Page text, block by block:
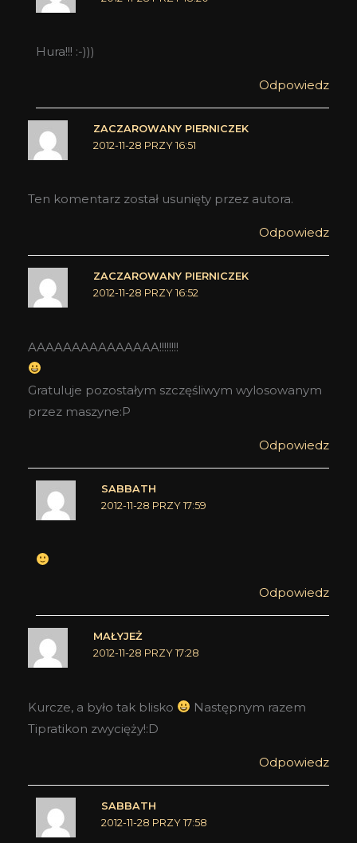
Hura!!! :-)))
Odpowiedz
ZACZAROWANY PIERNICZEK
2012-11-28 PRZY 16:51
Ten komentarz został usunięty przez autora.
Odpowiedz
ZACZAROWANY PIERNICZEK
2012-11-28 PRZY 16:52
AAAAAAAAAAAAAAA!!!!!!!!
Gratuluje pozostałym szczęśliwym wylosowanym
przez maszyne:P
Odpowiedz
SABBATH
2012-11-28 PRZY 17:59
Odpowiedz
MAŁYJEŻ
2012-11-28 PRZY 17:28
Kurcze, a było tak blisko
Następnym razem
Tipratikon zwycięży!:D
Odpowiedz
SABBATH
2012-11-28 PRZY 17:58